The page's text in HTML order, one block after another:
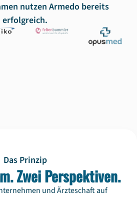
nutzen Armedo bereits
erfolgreich.
Das Prinzip
Zwei Perspektiven.
und Ärzteschaft auf